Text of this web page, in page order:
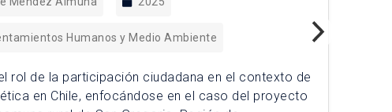
Humanos y Medio Ambiente
rol de la participación ciudadana en el contexto de
en Chile, enfocándose en el caso del proyecto